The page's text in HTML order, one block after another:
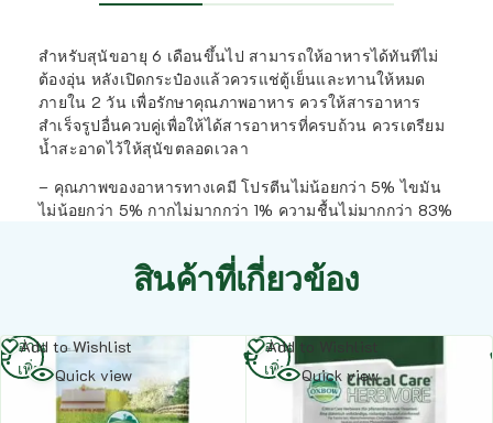
สำหรับสุนัขอายุ 6 เดือนขึ้นไป สามารถให้อาหารได้ทันทีไม่
ต้องอุ่น หลังเปิดกระป๋องแล้วควรแช่ตู้เย็นและทานให้หมด
ภายใน 2 วัน เพื่อรักษาคุณภาพอาหาร ควรให้สารอาหาร
สำเร็จรูปอื่นควบคู่เพื่อให้ได้สารอาหารที่ครบถ้วน ควรเตรียม
น้ำสะอาดไว้ให้สุนัขตลอดเวลา
– คุณภาพของอาหารทางเคมี โปรตีนไม่น้อยกว่า 5% ไขมัน
ไม่น้อยกว่า 5% กากไม่มากกว่า 1% ความชื้นไม่มากกว่า 83%
สินค้าที่เกี่ยวข้อง
Add to Wishlist
Quick view
อ่าน
เพิ่ม
Add to Wishlist
Quick view
อ่าน
เพิ่ม